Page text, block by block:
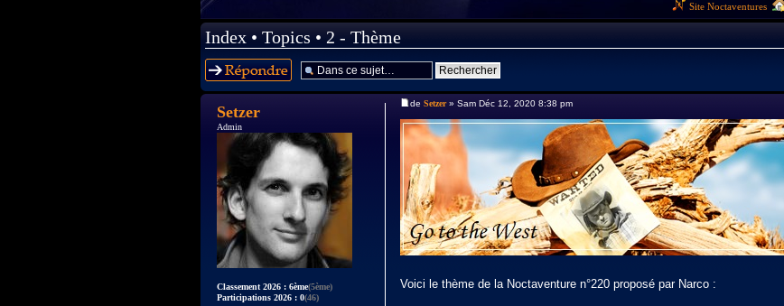
Site Noctaventures
Index • Topics • 2 - Thème
Répondre
deSetzer» Sam Déc 12, 2020 8:38 pm
Voici le thème de la Noctaventure n°220 proposé par Narco :
Setzer
Admin
Classement 2026 : 6ème(5ème)
Participations 2026 : 0(46)